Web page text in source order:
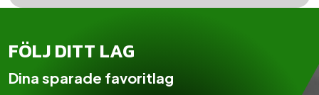
FÖLJ DITT LAG
Dina sparade favoritlag